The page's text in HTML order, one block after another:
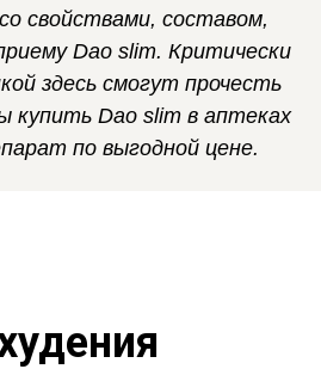
свойствами, составом,
Dao slim. Критически
здесь смогут прочесть
Dao slim в аптеках
по выгодной цене.